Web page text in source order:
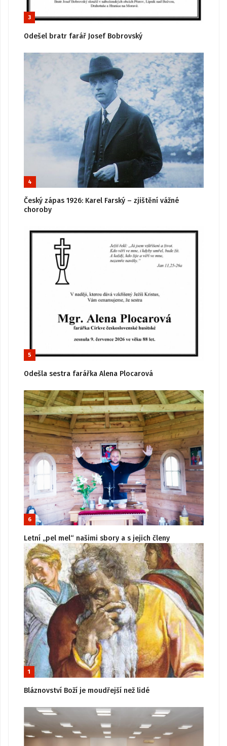
3
Odešel bratr farář Josef Bobrovský
4
Český zápas 1926: Karel Farský – zjištění vážné
choroby
5
Odešla sestra farářka Alena Plocarová
6
Letní „pel mel“ našimi sbory a s jejich členy
1
Bláznovství Boží je moudřejší než lidé